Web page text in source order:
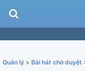
Quản lý > Bài hát chờ duyệt